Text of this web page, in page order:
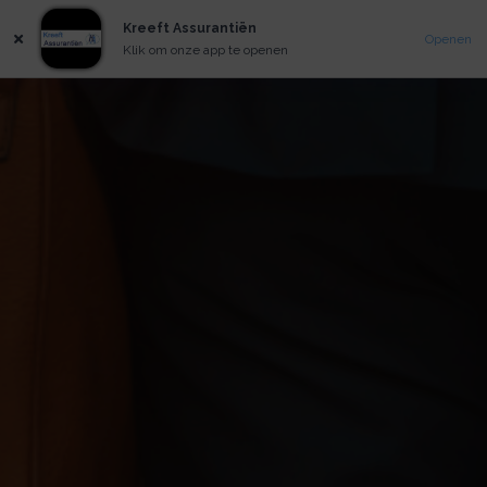
Kreeft Assurantiën
Klik om onze app te openen
Openen